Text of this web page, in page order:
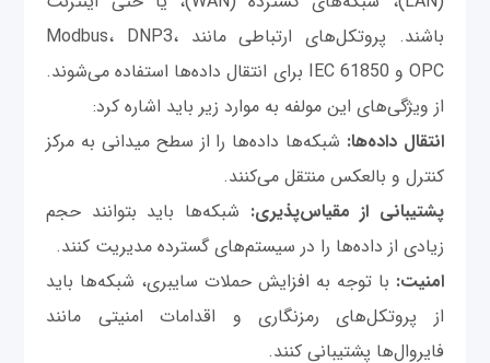
باشند. پروتکل‌های ارتباطی مانند Modbus، DNP3،
OPC و IEC 61850 برای انتقال داده‌ها استفاده می‌شوند.
از ویژگی‌های این مولفه به موارد زیر باید اشاره کرد:
انتقال داده‌ها: شبکه‌ها داده‌ها را از سطح میدانی به مرکز
کنترل و بالعکس منتقل می‌کنند.
پشتیبانی از مقیاس‌پذیری: شبکه‌ها باید بتوانند حجم
زیادی از داده‌ها را در سیستم‌های گسترده مدیریت کنند.
امنیت: با توجه به افزایش حملات سایبری، شبکه‌ها باید
از پروتکل‌های رمزنگاری و اقدامات امنیتی مانند
فایروال‌ها پشتیبانی کنند.